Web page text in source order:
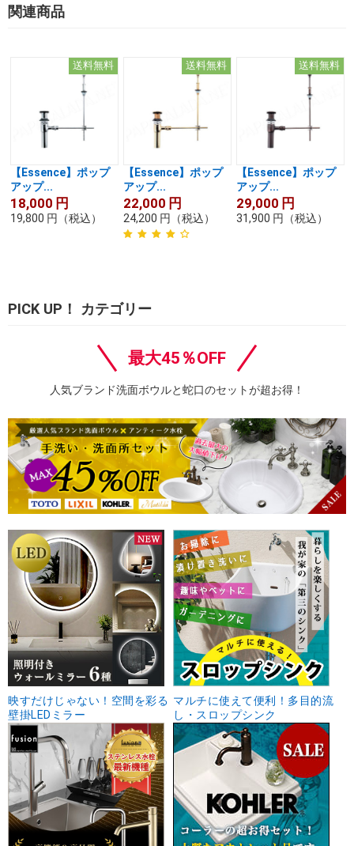
関連商品
送料無料
【Essence】ポップ
アップ...
18,000 円
19,800 円 （税込）
送料無料
【Essence】ポップ
アップ...
22,000 円
24,200 円 （税込）
送料無料
【Essence】ポップ
アップ...
29,000 円
31,900 円 （税込）
PICK UP！ カテゴリー
最大45％OFF
人気ブランド洗面ボウルと蛇口のセットが超お得！
映すだけじゃない！空間を彩る
壁掛LEDミラー
マルチに使えて便利！多目的流
し・スロップシンク